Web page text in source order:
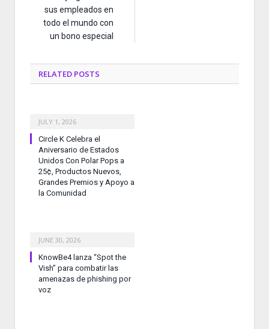
sus empleados en
todo el mundo con
un bono especial
RELATED POSTS
JULY 1, 2026
Circle K Celebra el
Aniversario de Estados
Unidos Con Polar Pops a
25¢, Productos Nuevos,
Grandes Premios y Apoyo a
la Comunidad
JUNE 30, 2026
KnowBe4 lanza “Spot the
Vish” para combatir las
amenazas de phishing por
voz